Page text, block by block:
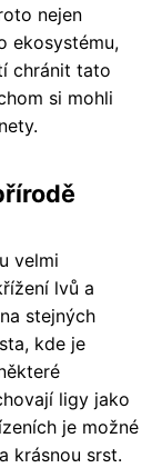
nejen
ekosystému,
chránit tato
si mohli
velmi
lvů a
stejných
kde je
ligy jako
je možné
krásnou srst.